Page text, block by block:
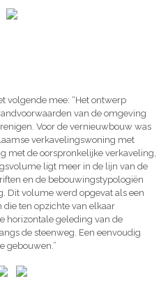
volgende mee: “Het ontwerp
van de omgeving
Voor de vernieuwbouw was
verkavelingswoning met
met de oorspronkelijke verkaveling,
ligt meer in de lijn van de
en de bebouwingstypologiën
Dit volume werd opgevat als een
ten opzichte van elkaar
horizontale geleding van de
de steenweg. Een eenvoudig
gebouwen.”